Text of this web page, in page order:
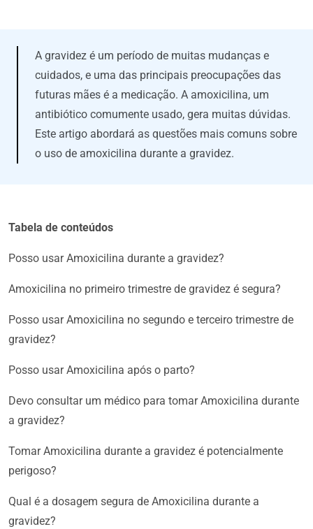
A gravidez é um período de muitas mudanças e
cuidados, e uma das principais preocupações das
futuras mães é a medicação. A amoxicilina, um
antibiótico comumente usado, gera muitas dúvidas.
Este artigo abordará as questões mais comuns sobre
o uso de amoxicilina durante a gravidez.
Tabela de conteúdos
Posso usar Amoxicilina durante a gravidez?
Amoxicilina no primeiro trimestre de gravidez é segura?
Posso usar Amoxicilina no segundo e terceiro trimestre de
gravidez?
Posso usar Amoxicilina após o parto?
Devo consultar um médico para tomar Amoxicilina durante
a gravidez?
Tomar Amoxicilina durante a gravidez é potencialmente
perigoso?
Qual é a dosagem segura de Amoxicilina durante a
gravidez?